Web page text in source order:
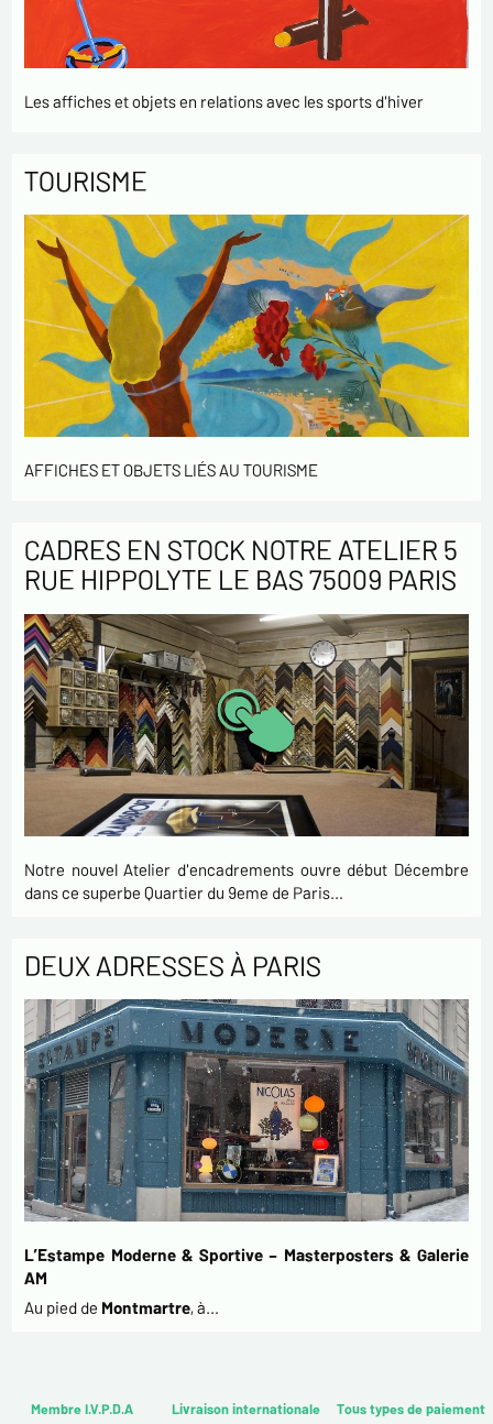
Les affiches et objets en relations avec les sports d'hiver
TOURISME
AFFICHES ET OBJETS LIÉS AU TOURISME
CADRES EN STOCK NOTRE ATELIER 5
RUE HIPPOLYTE LE BAS 75009 PARIS
Notre nouvel Atelier d'encadrements ouvre début Décembre
dans ce superbe Quartier du 9eme de Paris…
DEUX ADRESSES À PARIS
L’Estampe Moderne & Sportive – Masterposters & Galerie
AM
Au pied de Montmartre, à…
Membre I.V.P.D.A Livraison internationale Tous types de paiement